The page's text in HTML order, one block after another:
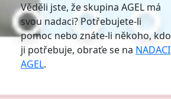
Věděli jste, že skupina AGEL má
svou nadaci? Potřebujete-li
pomoc nebo znáte-li někoho, kdo
ji potřebuje, obraťe se na NADACI
AGEL.